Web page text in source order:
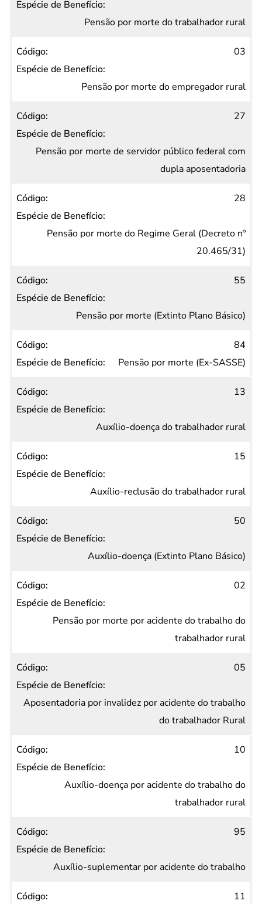
Pensão por morte do trabalhador rural
03
Pensão por morte do empregador rural
27
Pensão por morte de servidor público federal com
dupla aposentadoria
28
Pensão por morte do Regime Geral (Decreto nº
20.465/31)
55
Pensão por morte (Extinto Plano Básico)
84
Pensão por morte (Ex-SASSE)
13
Auxílio-doença do trabalhador rural
15
Auxílio-reclusão do trabalhador rural
50
Auxílio-doença (Extinto Plano Básico)
02
Pensão por morte por acidente do trabalho do
trabalhador rural
05
Aposentadoria por invalidez por acidente do trabalho
do trabalhador Rural
10
Auxílio-doença por acidente do trabalho do
trabalhador rural
95
Auxílio-suplementar por acidente do trabalho
11